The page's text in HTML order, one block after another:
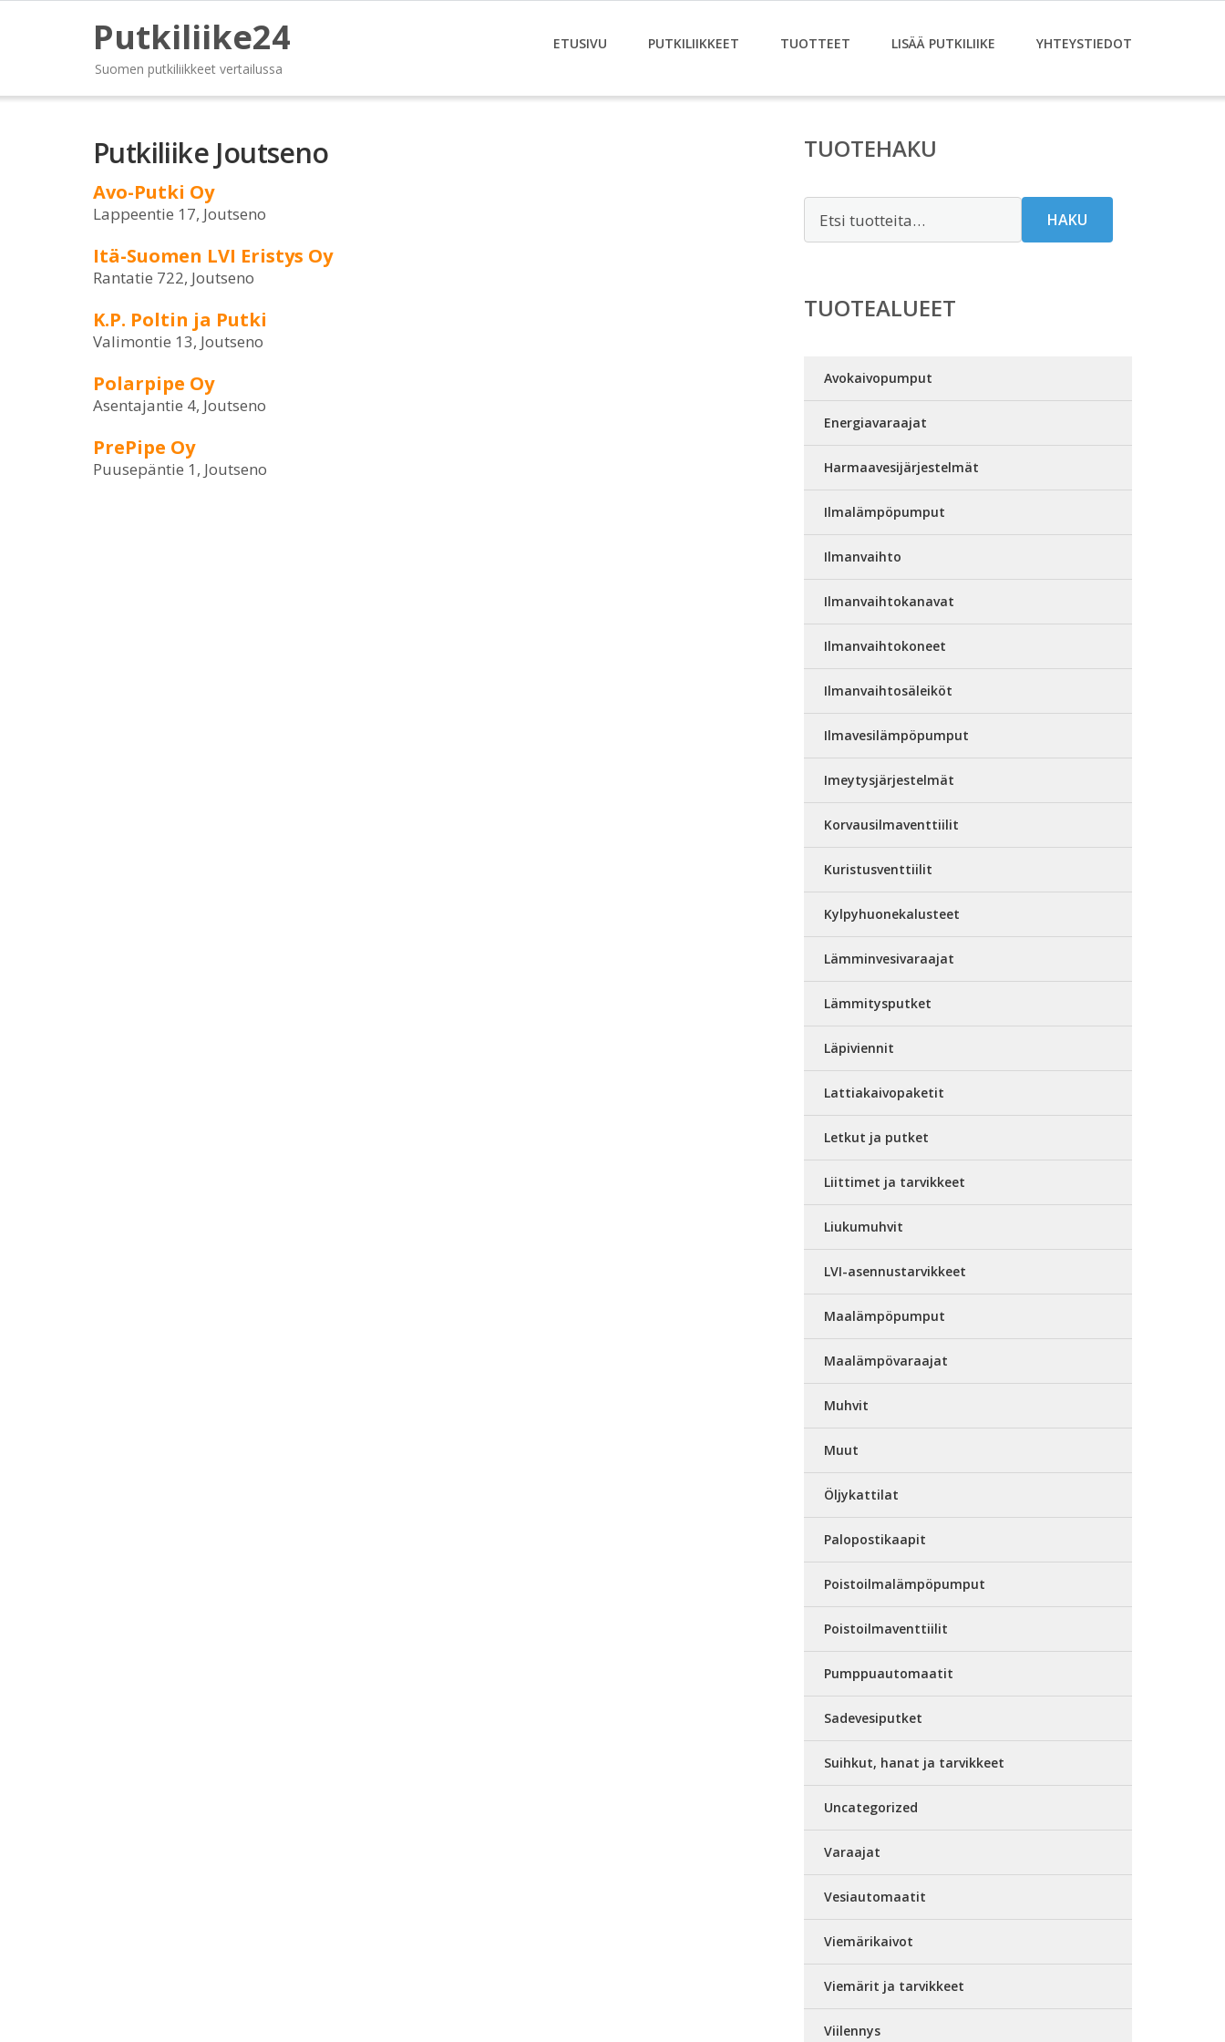
Putkiliike24
Suomen putkiliikkeet vertailussa
ETUSIVU PUTKILIIKKEET TUOTTEET LISÄÄ PUTKILIIKE YHTEYSTIEDOT
Putkiliike Joutseno
Avo-Putki Oy
Lappeentie 17, Joutseno
Itä-Suomen LVI Eristys Oy
Rantatie 722, Joutseno
K.P. Poltin ja Putki
Valimontie 13, Joutseno
Polarpipe Oy
Asentajantie 4, Joutseno
PrePipe Oy
Puusepäntie 1, Joutseno
TUOTEHAKU
HAKU
TUOTEALUEET
Avokaivopumput
Energiavaraajat
Harmaavesijärjestelmät
Ilmalämpöpumput
Ilmanvaihto
Ilmanvaihtokanavat
Ilmanvaihtokoneet
Ilmanvaihtosäleiköt
Ilmavesilämpöpumput
Imeytysjärjestelmät
Korvausilmaventtiilit
Kuristusventtiilit
Kylpyhuonekalusteet
Lämminvesivaraajat
Lämmitysputket
Läpiviennit
Lattiakaivopaketit
Letkut ja putket
Liittimet ja tarvikkeet
Liukumuhvit
LVI-asennustarvikkeet
Maalämpöpumput
Maalämpövaraajat
Muhvit
Muut
Öljykattilat
Palopostikaapit
Poistoilmalämpöpumput
Poistoilmaventtiilit
Pumppuautomaatit
Sadevesiputket
Suihkut, hanat ja tarvikkeet
Uncategorized
Varaajat
Vesiautomaatit
Viemärikaivot
Viemärit ja tarvikkeet
Viilennys